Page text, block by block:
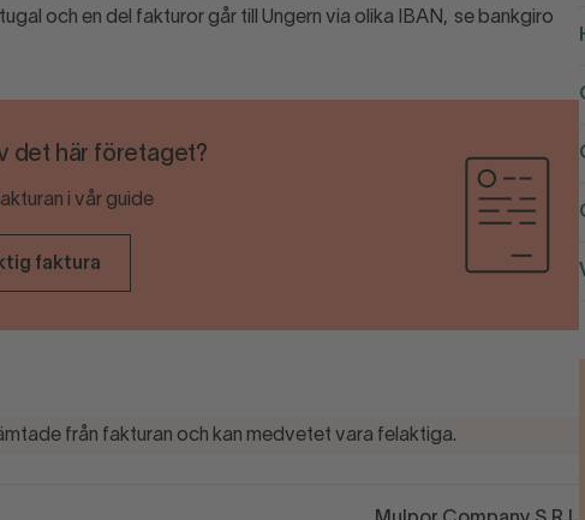
och en del fakturor går till Ungern via olika IBAN, se bankgiro
det här företaget?
i vår guide
faktura
från fakturan och kan medvetet vara felaktiga.